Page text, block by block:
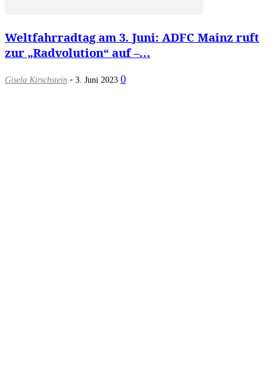
Weltfahrradtag am 3. Juni: ADFC Mainz ruft
zur „Radvolution“ auf –...
Gisela Kirschstein - 3. Juni 2023 0